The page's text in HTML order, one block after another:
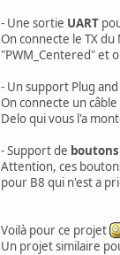
- Une sortie UART
On connecte le TX
"PWM_Centered" et
- Un support Plug
On connecte un câble
Delo qui vous l'a
- Support de
Attention, ces
pour B8 qui n'est a
Voilà pour ce projet
Un projet similaire